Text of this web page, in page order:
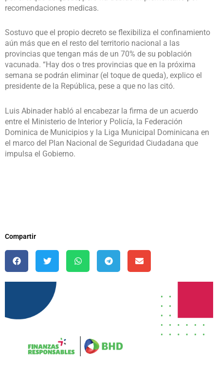
recomendaciones medicas.
Sostuvo que el propio decreto se flexibiliza el confinamiento
aún más que en el resto del territorio nacional a las
provincias que tengan más de un 70% de su población
vacunada. “Hay dos o tres provincias que en la próxima
semana se podrán eliminar (el toque de queda), explico el
presidente de la República, pese a que no las citó.
Luis Abinader habló al encabezar la firma de un acuerdo
entre el Ministerio de Interior y Policía, la Federación
Dominica de Municipios y la Liga Municipal Dominicana en
el marco del Plan Nacional de Seguridad Ciudadana que
impulsa el Gobierno.
Compartir